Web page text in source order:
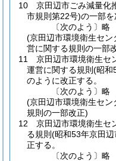
10
京田辺市ごみ減量化
市規則第22号)の一部を
〔次のよう〕略
(京田辺市環境衛生セ
営に関する規則の一部
11
京田辺市環境衛生セ
運営に関する規則 (昭和
のように改正する。
〔次のよう〕略
(京田辺市環境衛生セ
規則の一部改正)
12
京田辺市環境衛生セ
る規則 (昭和53年京田
正する。
〔次のよう〕略